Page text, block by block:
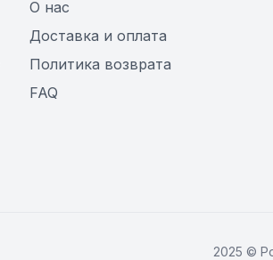
О нас
Доставка и оплата
Политика возврата
FAQ
2025 ©